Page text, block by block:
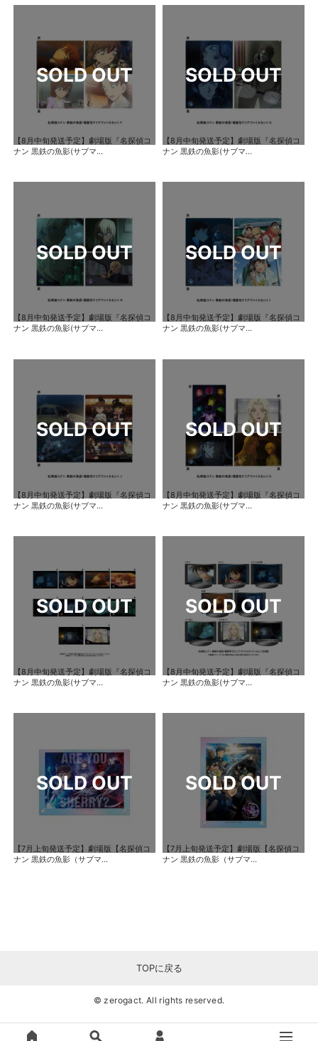
【8月中旬発送予定】劇場版『名探偵コ
ナン 黒鉄の魚影(サブマ...
【8月中旬発送予定】劇場版『名探偵コ
ナン 黒鉄の魚影(サブマ...
【8月中旬発送予定】劇場版『名探偵コ
ナン 黒鉄の魚影(サブマ...
【8月中旬発送予定】劇場版『名探偵コ
ナン 黒鉄の魚影(サブマ...
【8月中旬発送予定】劇場版『名探偵コ
ナン 黒鉄の魚影(サブマ...
【8月中旬発送予定】劇場版『名探偵コ
ナン 黒鉄の魚影(サブマ...
【8月中旬発送予定】劇場版『名探偵コ
ナン 黒鉄の魚影(サブマ...
【8月中旬発送予定】劇場版『名探偵コ
ナン 黒鉄の魚影(サブマ...
【7月上旬発送予定】劇場版【名探偵コ
ナン 黒鉄の魚影（サブマ...
【7月上旬発送予定】劇場版【名探偵コ
ナン 黒鉄の魚影（サブマ...
TOPに戻る
© zerogact. All rights reserved.